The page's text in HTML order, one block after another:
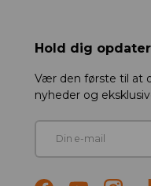
Hold dig
Vær den første til at
nyheder og
E-mail